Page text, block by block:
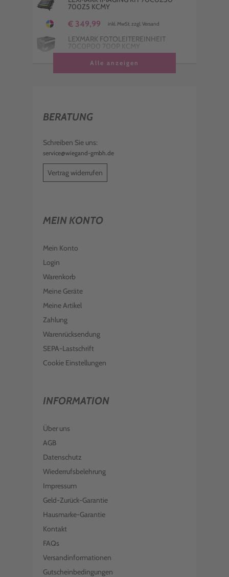
700Z5 KCMY
€ 349,99 inkl. MwSt. zzgl. Versand
LEXMARK FOTOLEITEREINHEIT
70C0P00 700P KCMY
€ 216,98 inkl. MwSt. zzgl. Versand
LEXMARK TONER 71B20C0 CYAN
€ 130,00
LEXMARK TONER 71B20M0 MAGENTA
€ 131,00 inkl. MwSt. zzgl. Versand
Alle anzeigen
BERATUNG
Schreiben Sie uns:
service@wiegand-gmbh.de
Vertrag widerrufen
MEIN KONTO
Mein Konto
Login
Warenkorb
Meine Geräte
Meine Artikel
Zahlung
Warenrücksendung
SEPA-Lastschrift
Cookie Einstellungen
INFORMATION
Über uns
AGB
Datenschutz
Wiederrufsbelehrung
Impressum
Geld-Zurück-Garantie
Hausmarke-Garantie
Kontakt
FAQs
Versandinformationen
Gutscheinbedingungen